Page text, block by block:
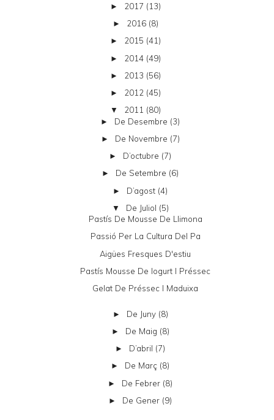
► 2017 (13)
► 2016 (8)
► 2015 (41)
► 2014 (49)
► 2013 (56)
► 2012 (45)
▼ 2011 (80)
► De Desembre (3)
► De Novembre (7)
► D’octubre (7)
► De Setembre (6)
► D’agost (4)
▼ De Juliol (5)
Pastís De Mousse De Llimona
Passió Per La Cultura Del Pa
Aigües Fresques D'estiu
Pastís Mousse De Iogurt I Préssec
Gelat De Préssec I Maduixa
► De Juny (8)
► De Maig (8)
► D’abril (7)
► De Març (8)
► De Febrer (8)
► De Gener (9)